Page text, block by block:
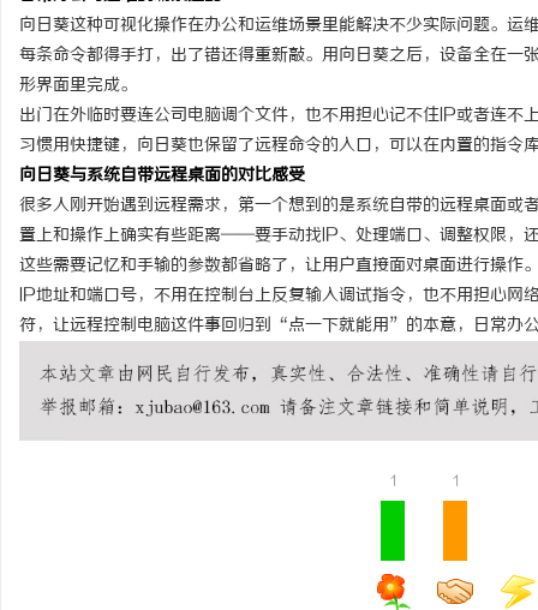
向日葵这种可视化操作在办公和运维场景里能解决不少实际问题。
每条命令都得手打，出了错还得重新敲。用向日葵之后，设备全在
形界面里完成。
出门在外临时要连公司电脑调个文件，也不用担心记不住IP或者连
习惯用快捷键，向日葵也保留了远程命令的入口，可以在内置的指
向日葵与系统自带远程桌面的对比感受
很多人刚开始遇到远程需求，第一个想到的是系统自带的远程桌面
置上和操作上确实有些距离——要手动找IP、处理端口、调整权限，
这些需要记忆和手输的参数都省略了，让用户直接面对桌面进行操
IP地址和端口号，不用在控制台上反复输入调试指令，也不用担心
符，让远程控制电脑这件事回归到“点一下就能用”的本意，日常办
1 1